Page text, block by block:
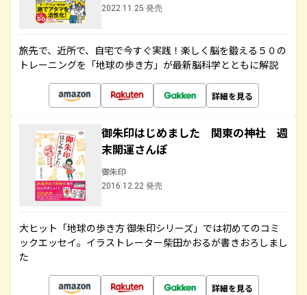
2022.11.25 発売
旅先で、近所で、自宅で今すぐ実践！楽しく脳を鍛える５０の
トレーニングを「地球の歩き方」が最新脳科学とともに解説
詳細を見る
御朱印はじめました 関東の神社 週
末開運さんぽ
御朱印
2016.12.22 発売
大ヒット「地球の歩き方 御朱印シリーズ」では初めてのコミ
ックエッセイ。イラストレーター柴田かおるが書きおろしまし
た
詳細を見る